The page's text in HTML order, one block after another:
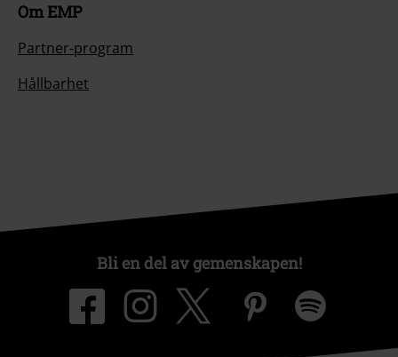
Om EMP
Partner-program
Hållbarhet
Bli en del av gemenskapen!